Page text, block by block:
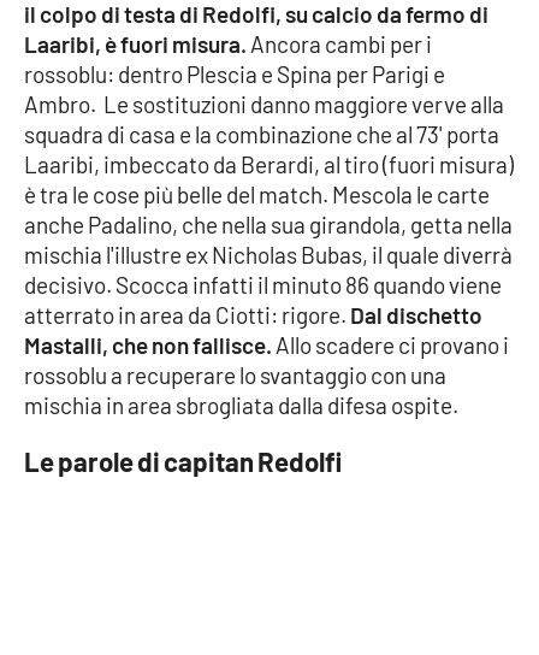
Lacplay.it
Lactv.it
Laconair.it
Lacitymag.it
Lacapitalenews.it
Ilreggino.it
Cosenzachannel.it
il colpo di testa di Redolfi, su calcio da fermo di
Laaribi, è fuori misura. Ancora cambi per i
rossoblu: dentro Plescia e Spina per Parigi e
Ambro. Le sostituzioni danno maggiore verve alla
squadra di casa e la combinazione che al 73' porta
Laaribi, imbeccato da Berardi, al tiro (fuori misura)
è tra le cose più belle del match. Mescola le carte
anche Padalino, che nella sua girandola, getta nella
mischia l'illustre ex Nicholas Bubas, il quale diverrà
decisivo. Scocca infatti il minuto 86 quando viene
atterrato in area da Ciotti: rigore. Dal dischetto
Mastalli, che non fallisce. Allo scadere ci provano i
rossoblu a recuperare lo svantaggio con una
mischia in area sbrogliata dalla difesa ospite.
Le parole di capitan Redolfi